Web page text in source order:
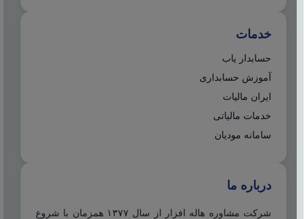
خدمات
حسابدار یاب
آموزش حسابداری
ایران مالیات
خدمات مالیاتی
سامانه مودیان
درباره ما
شرکت مشاوره هاله افزار از سال ۱۳۷۷ همزمان با شروع